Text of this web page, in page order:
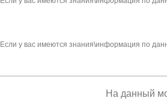
Если у вас имеются знания\информация по
На данный